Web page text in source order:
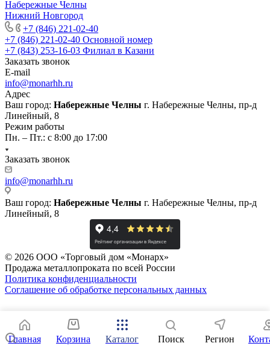
Набережные Челны
Нижний Новгород
+7 (846) 221-02-40
+7 (846) 221-02-40 Основной номер
+7 (843) 253-16-03 Филиал в Казани
Заказать звонок
E-mail
info@monarhh.ru
Адрес
Ваш город: Набережные Челны г. Набережные Челны, пр-д
Линейный, 8
Режим работы
Пн. – Пт.: с 8:00 до 17:00
Заказать звонок
info@monarhh.ru
Ваш город: Набережные Челны г. Набережные Челны, пр-д
Линейный, 8
© 2026 ООО «Торговый дом «Монарх»
Продажа металлопроката по всей России
Политика конфиденциальности
Соглашение об обработке персональных данных
Главная Корзина Каталог Поиск Регион